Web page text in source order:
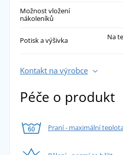
Možnost vložení
nákoleníků
Potisk a výšivka
Na
Kontakt na výrobce
Péče o produkt
Praní - maximální